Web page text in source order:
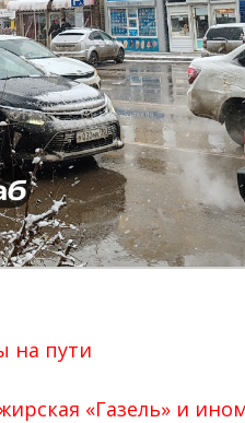
на пути
«Газель» и